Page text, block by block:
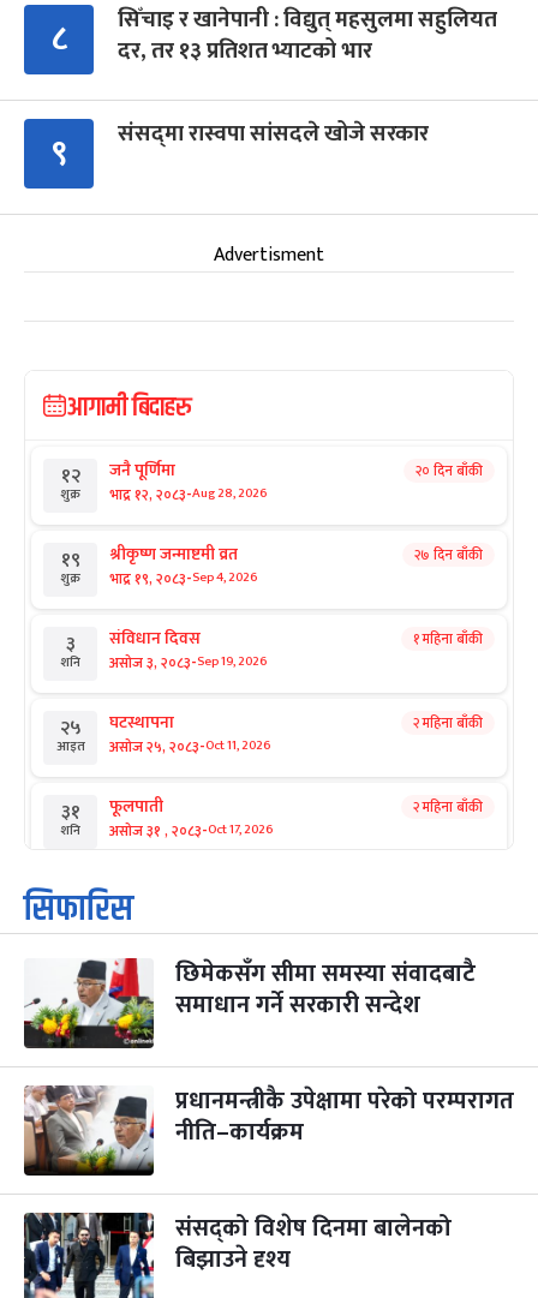
८
सिँचाइ र खानेपानी : विद्युत् महसुलमा सहुलियत
दर, तर १३ प्रतिशत भ्याटको भार
९ संसद्‍मा रास्वपा सांसदले खोजे सरकार
Advertisment
आगामी बिदाहरु
१२
शुक्र
जनै पूर्णिमा
भाद्र १२, २०८३-Aug 28, 2026
२० दिन बाँकी
१९
शुक्र
श्रीकृष्ण जन्माष्टमी व्रत
भाद्र १९, २०८३-Sep 4, 2026
२७ दिन बाँकी
३
शनि
संविधान दिवस
असोज ३, २०८३-Sep 19, 2026
१ महिना बाँकी
२५
आइत
घटस्थापना
असोज २५, २०८३-Oct 11, 2026
२ महिना बाँकी
३१
शनि
फूलपाती
असोज ३१ , २०८३-Oct 17, 2026
२ महिना बाँकी
१
आइत
कार्तिक सङ्क्रान्ति
कार्तिक १, २०८३
३
मंगल
महानवमी
कार्तिक ३, २०८३-Oct 20, 2026
२ महिना बाँकी
४
बुध कार्तिक ४, २०८३ Oct 21, 2026
५
बिहि
पापा‌ङ्कुशा एकादशी व्रत
कार्तिक ५, २०८३
२२
आइत
कुकुर तिहार
कार्तिक २२, २०८३-Nov 8, 2026
३ महिना बाँकी
सिफारिस
छिमेकसँग सीमा समस्या संवादबाटै
समाधान गर्ने सरकारी सन्देश
प्रधानमन्त्रीकै उपेक्षामा परेको परम्परागत
नीति–कार्यक्रम
संसद्को विशेष दिनमा बालेनको
बिझाउने दृश्य